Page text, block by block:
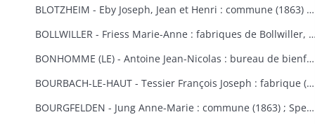
BLOTZHEIM - Eby Joseph, Jean et Henri : commune (1863) ; Hertzog Jean Antoine : bureau de bienfaisance (1851) ; Moser Ursule : fabrique (1851) ; Rein Madeleine et Rein ?, épouse Berra : bureau de bienfaisance (1862-1867) ; Schermesser Guillaume : pauvres (1853) ; Thannberger Jean : commune (1861) ; Verger (de) Jean-Baptiste et de Noël Annette, épouse de Verger : pauvres (1853).
BOLLWILLER - Friess Marie-Anne : fabriques de Bollwiller, de Feldkirch et de Soultzmatt (1864).
BONHOMME (LE) - Antoine Jean-Nicolas : bureau de bienfaisance (1862-1865) ; Cowreau Jean-Baptiste : fabrique (1846-1857) ; Herque Marie, épouse Jeanclaude : commune (1855) ; Humbert Jean-Baptiste : fabrique (1859) ; Simon Jean-Baptiste (1846) ; Vautrinot Marie-Marguerite, épouse Sitte : pauvres (1853).
BOURBACH-LE-HAUT - Tessier François Joseph : fabrique (1853).
BOURGFELDEN - Jung Anne-Marie : commune (1863) ; Spenlihauer Christophe : commune (1869).